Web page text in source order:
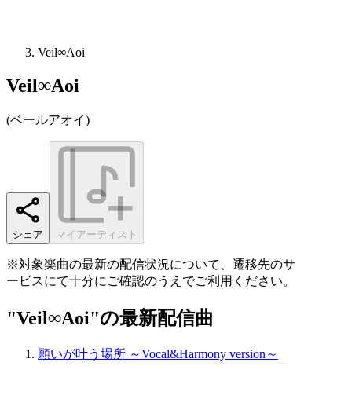
Veil∞Aoi
Veil∞Aoi
(ベールアオイ)
シェア マイアーティスト
※対象楽曲の最新の配信状況について、遷移先のサ
ービスにて十分にご確認のうえでご利用ください。
"Veil∞Aoi"の最新配信曲
願いが叶う場所 ～Vocal&Harmony version～